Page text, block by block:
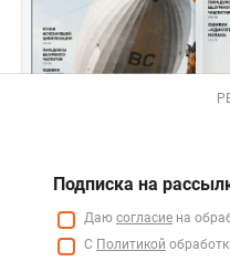
Подписка на
Даю согласие на
С Политикой